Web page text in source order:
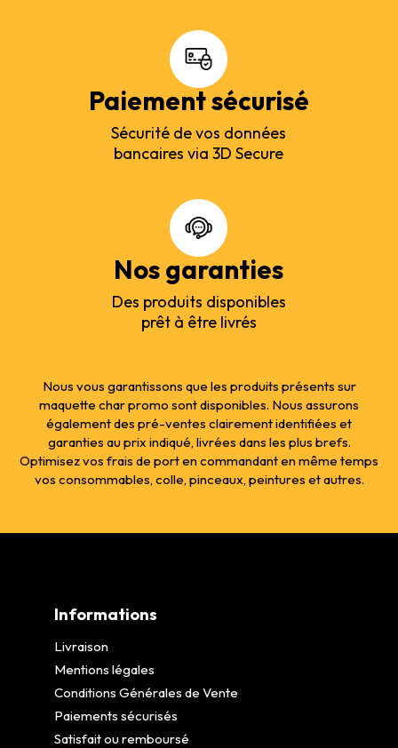
Paiement sécurisé
Sécurité de vos données
bancaires via 3D Secure
Nos garanties
Des produits disponibles
prêt à être livrés
Nous vous garantissons que les produits présents sur
maquette char promo sont disponibles. Nous assurons
également des pré-ventes clairement identifiées et
garanties au prix indiqué, livrées dans les plus brefs.
Optimisez vos frais de port en commandant en même temps
vos consommables, colle, pinceaux, peintures et autres.
Informations
Livraison
Mentions légales
Conditions Générales de Vente
Paiements sécurisés
Satisfait ou remboursé